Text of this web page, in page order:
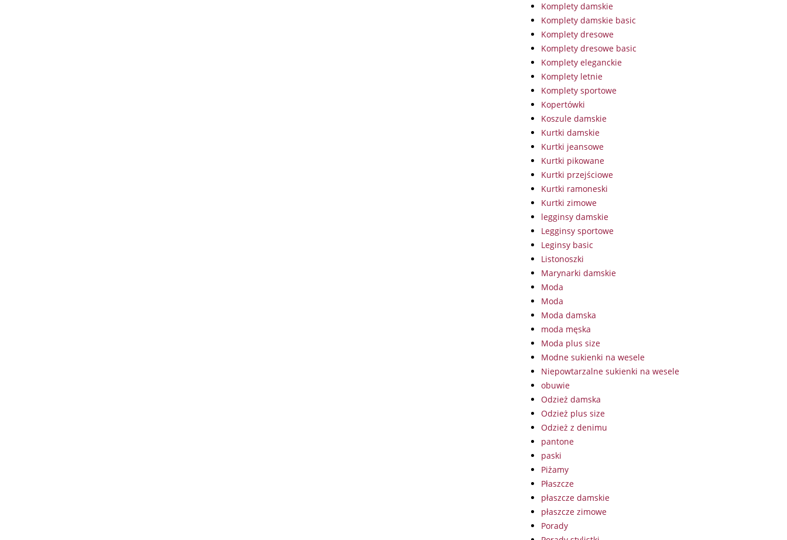
Komplety damskie
Komplety damskie basic
Komplety dresowe
Komplety dresowe basic
Komplety eleganckie
Komplety letnie
Komplety sportowe
Kopertówki
Koszule damskie
Kurtki damskie
Kurtki jeansowe
Kurtki pikowane
Kurtki przejściowe
Kurtki ramoneski
Kurtki zimowe
legginsy damskie
Legginsy sportowe
Leginsy basic
Listonoszki
Marynarki damskie
Moda
Moda
Moda damska
moda męska
Moda plus size
Modne sukienki na wesele
Niepowtarzalne sukienki na wesele
obuwie
Odzież damska
Odzież plus size
Odzież z denimu
pantone
paski
Piżamy
Płaszcze
płaszcze damskie
płaszcze zimowe
Porady